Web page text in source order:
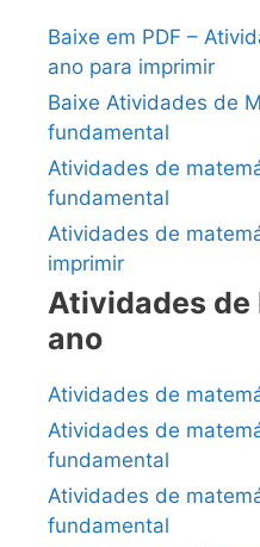
Baixe em PDF –
ano para imprimir
Baixe Atividades de
fundamental
Atividades de
fundamental
Atividades de
imprimir
Atividades de
ano
Atividades de
Atividades de
fundamental
Atividades de
fundamental